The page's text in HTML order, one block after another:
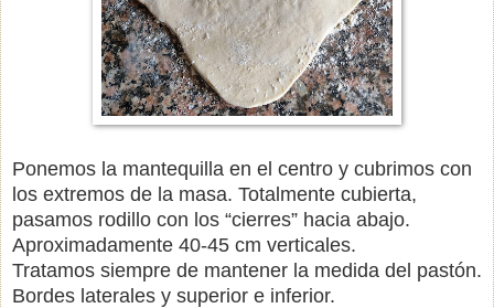
Ponemos la mantequilla en el centro y cubrimos con
los extremos de la masa. Totalmente cubierta,
pasamos rodillo con los “cierres” hacia abajo.
Aproximadamente 40-45 cm verticales.
Tratamos siempre de mantener la medida del pastón.
Bordes laterales y superior e inferior.